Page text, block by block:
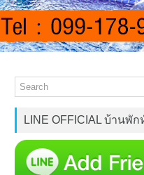
LINE OFFICIAL บ้านพั